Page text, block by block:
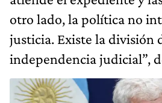
otro lado, la política no
justicia. Existe la división
independencia judicial”,